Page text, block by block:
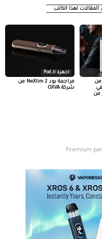
المقالات لهذا الكاتب
اجهزة الـ Pod
مراجعة بود NeXlim 2 من
شركة OXVA
من
من
Premium